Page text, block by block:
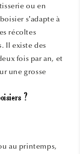
ou en
s’adapte à
récoltes
Il existe des
fois par an, et
une grosse
?
au printemps,